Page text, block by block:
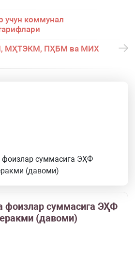
учун коммунал
МҲТЭКМ, ПҲБМ ва МИХ
фоизлар суммасига ЭҲФ
(давоми)
фоизлар суммасига ЭҲФ
(давоми)